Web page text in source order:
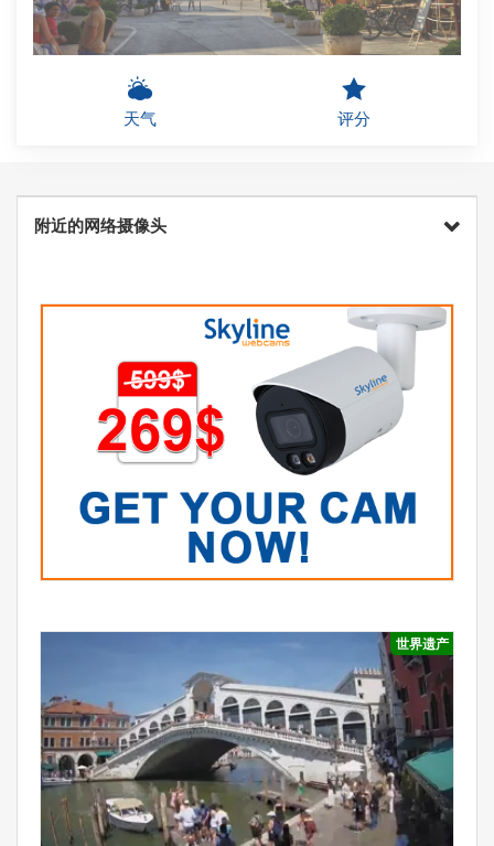
天气 评分
附近的网络摄像头
世界遗产